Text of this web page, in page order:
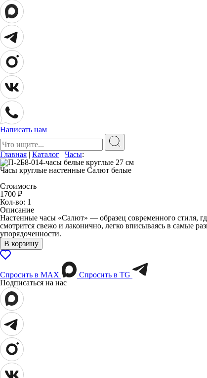
Написать нам
Поиск:
Главная | Каталог | Часы:
Часы круглые настенные Салют белые
Стоимость
1700 ₽
Кол-во: 1
Описание
Настенные часы «Салют» — образец современного стиля,
смотрится свежо и лаконично, легко вписываясь в самые
упорядоченности.
В корзину
Спросить в МАХ
Спросить в TG
Подписаться на нас